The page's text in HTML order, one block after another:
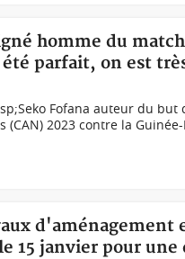
homme du
parfait, on est
Fofana auteur du
(CAN) 2023 contre la
d'aménagement
15 janvier pour